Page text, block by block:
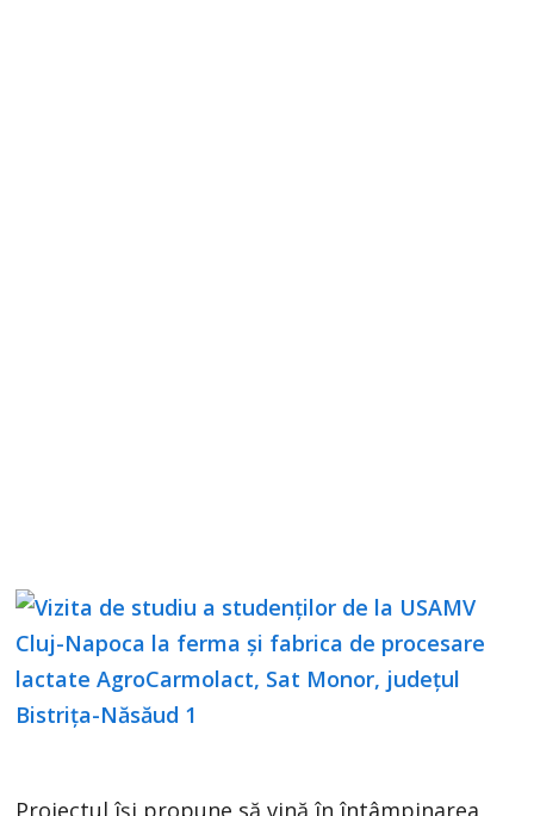
Proiectul își propune să vină în întâmpinarea